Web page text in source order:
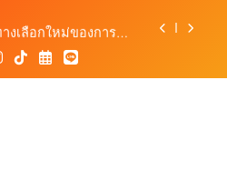
งเลือกใหม่ของการ
และทันสมัย
าคาประหยัด ขี่ง่าย รับ
พียง 150 บาท/วัน
ช้งาน ครบทุกประเภท
นภูเก็ต